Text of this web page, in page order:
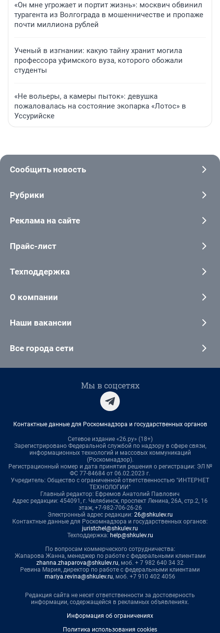
«Он мне угрожает и портит жизнь»: москвич обвинил
турагента из Волгограда в мошенничестве и пропаже
почти миллиона рублей
Ученый в изгнании: какую тайну хранит могила
профессора уфимского вуза, которого обожали
студенты
«Не вольеры, а камеры пыток»: девушка
пожаловалась на состояние экопарка «Лотос» в
Уссурийске
Сообщить новость
Рубрики
Реклама на сайте
Прайс-лист
Техподдержка
О компании
Наши вакансии
Все города сети
Мы в соцсетях
Контактные данные для Роскомнадзора и государственных органов
Сетевое издание «26.ру» (18+)
Зарегистрировано Федеральной службой по надзору в сфере связи,
информационных технологий и массовых коммуникаций
(Роскомнадзор).
Регистрационный номер и дата принятия решения о регистрации: ЭЛ №
ФС 77-84684 от 06.02.2023 г.
Учредитель: Общество с ограниченной ответственностью "ИНТЕРНЕТ
ТЕХНОЛОГИИ"
Главный редактор: Ефремов Анатолий Павлович
Адрес редакции: 454091, г. Челябинск, проспект Ленина, 26А, стр.2, 16
этаж, +7-982-706-26-26
Электронный адрес редакции: 26@shkulev.ru
Контактные данные для Роскомнадзора и государственных органов:
juristchel@shkulev.ru
Техподдержка: help@shkulev.ru
По вопросам коммерческого сотрудничества:
Жапарова Жанна, менеджер по работе с федеральными клиентами
zhanna.zhaparova@shkulev.ru, моб. + 7 982 640 34 32
Ревина Мария, директор по работе с федеральными клиентами
mariya.revina@shkulev.ru, моб. +7 910 402 4056
Редакция сайта не несет ответственности за достоверность
информации, содержащейся в рекламных объявлениях.
Информация об ограничениях
Политика использования cookies